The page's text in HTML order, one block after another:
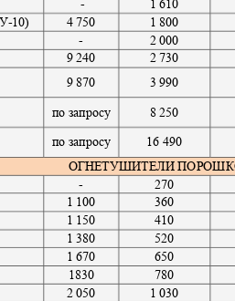
1 610
1 800
2 000
2 730
-
-10)
4 750
-
9 240
9 870 3 990
8 250
по запросу
по запросу
16 490
ОГНЕТУШИТЕЛИ
-
270
360
1 100
1 150
1 380
1 670
1830
2 050
410
520
650
780
1 030